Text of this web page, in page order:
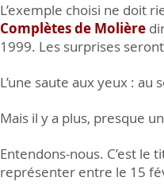
L’exemple choisi ne doit
Complètes de Molière
1999. Les surprises
L’une saute aux yeux :
Mais il y a plus, presque
Entendons-nous. C’est le
représenter entre le 15